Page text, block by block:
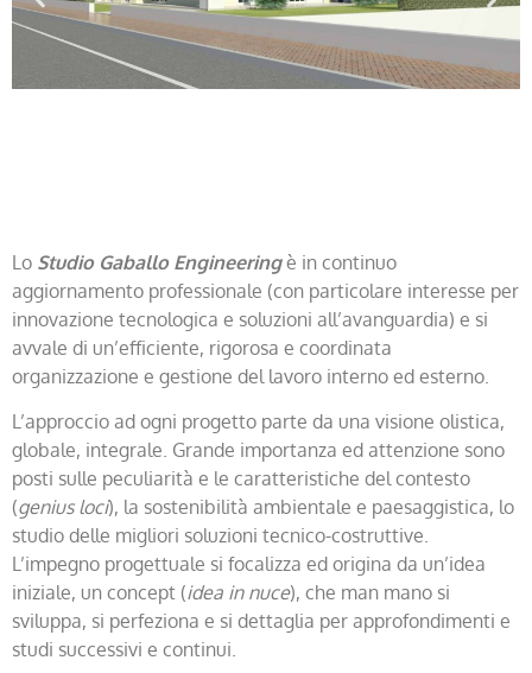
Lo Studio Gaballo Engineeringè in continuo
aggiornamento professionale (con particolare interesse per
innovazione tecnologica e soluzioni all’avanguardia) e si
avvale di un’efficiente, rigorosa e coordinata
organizzazione e gestione del lavoro interno ed esterno.
L’approccio ad ogni progetto parte da una visione olistica,
globale, integrale. Grande importanza ed attenzione sono
posti sulle peculiarità e le caratteristiche del contesto
(genius loci), la sostenibilità ambientale e paesaggistica, lo
studio delle migliori soluzioni tecnico-costruttive.
L’impegno progettuale si focalizza ed origina da un’idea
iniziale, un concept (idea in nuce), che man mano si
sviluppa, si perfeziona e si dettaglia per approfondimenti e
studi successivi e continui.